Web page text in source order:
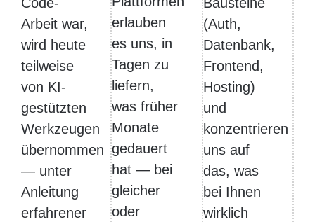
Arbeit war,
wird heute
teilweise
von KI-
gestützten
Werkzeugen
übernommen
— unter
Anleitung
erfahrener
erlauben
es uns, in
Tagen zu
liefern,
was früher
Monate
gedauert
hat — bei
gleicher
oder
(Auth,
Datenbank,
Frontend,
Hosting)
und
konzentrieren
uns auf
das, was
bei Ihnen
wirklich